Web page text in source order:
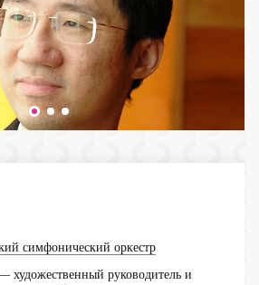
симфонический оркестр
художественный руководитель и